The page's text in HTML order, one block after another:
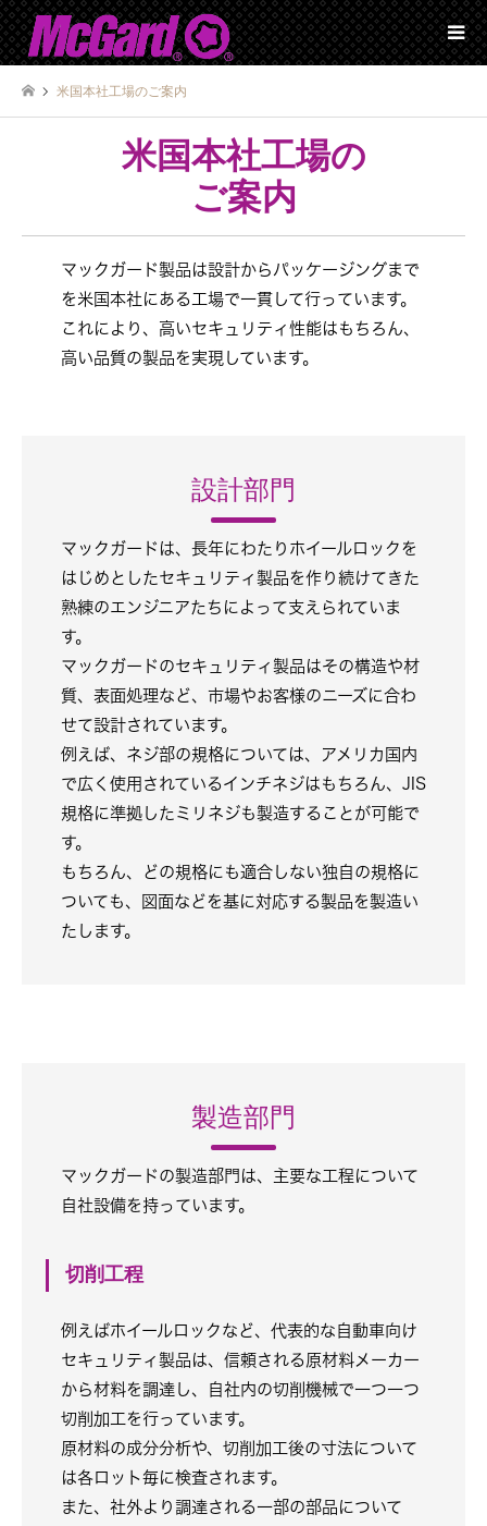
米国本社工場のご案内
米国本社工場の
ご案内
マックガード製品は設計からパッケージングまで
を米国本社にある工場で一貫して行っています。
これにより、高いセキュリティ性能はもちろん、
高い品質の製品を実現しています。
設計部門
マックガードは、長年にわたりホイールロックを
はじめとしたセキュリティ製品を作り続けてきた
熟練のエンジニアたちによって支えられていま
す。
マックガードのセキュリティ製品はその構造や材
質、表面処理など、市場やお客様のニーズに合わ
せて設計されています。
例えば、ネジ部の規格については、アメリカ国内
で広く使用されているインチネジはもちろん、JIS
規格に準拠したミリネジも製造することが可能で
す。
もちろん、どの規格にも適合しない独自の規格に
ついても、図面などを基に対応する製品を製造い
たします。
製造部門
マックガードの製造部門は、主要な工程について
自社設備を持っています。
切削工程
例えばホイールロックなど、代表的な自動車向け
セキュリティ製品は、信頼される原材料メーカー
から材料を調達し、自社内の切削機械で一つ一つ
切削加工を行っています。
原材料の成分分析や、切削加工後の寸法について
は各ロット毎に検査されます。
また、社外より調達される一部の部品について